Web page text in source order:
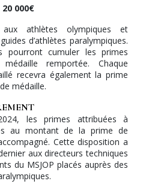
000€
athlètes olympiques et
d’athlètes paralympiques.
pourront cumuler les primes
remportée. Chaque
recevra également la prime
médaille.
les primes attribuées à
au montant de la prime de
Cette disposition a
aux directeurs techniques
du MSJOP placés auprès des